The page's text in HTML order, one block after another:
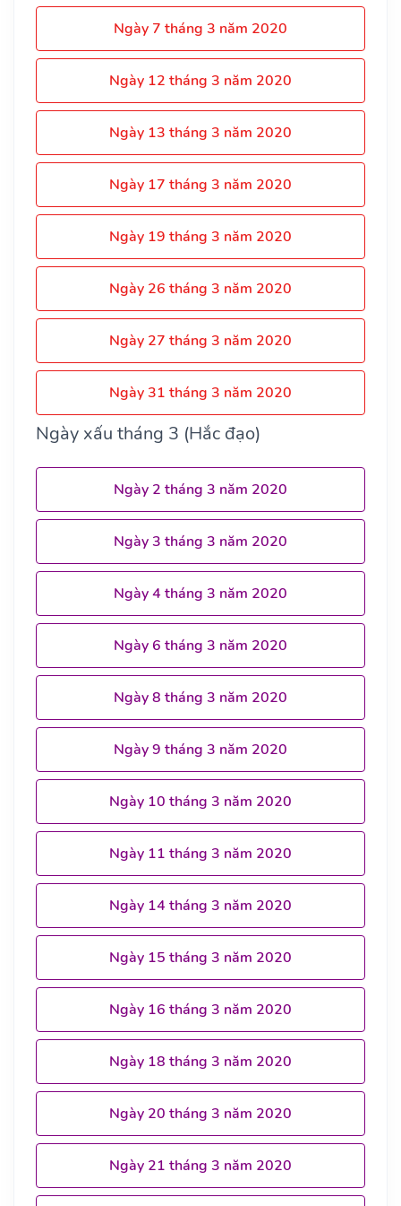
Ngày 7 tháng 3 năm 2020
Ngày 12 tháng 3 năm 2020
Ngày 13 tháng 3 năm 2020
Ngày 17 tháng 3 năm 2020
Ngày 19 tháng 3 năm 2020
Ngày 26 tháng 3 năm 2020
Ngày 27 tháng 3 năm 2020
Ngày 31 tháng 3 năm 2020
Ngày xấu tháng 3 (Hắc đạo)
Ngày 2 tháng 3 năm 2020
Ngày 3 tháng 3 năm 2020
Ngày 4 tháng 3 năm 2020
Ngày 6 tháng 3 năm 2020
Ngày 8 tháng 3 năm 2020
Ngày 9 tháng 3 năm 2020
Ngày 10 tháng 3 năm 2020
Ngày 11 tháng 3 năm 2020
Ngày 14 tháng 3 năm 2020
Ngày 15 tháng 3 năm 2020
Ngày 16 tháng 3 năm 2020
Ngày 18 tháng 3 năm 2020
Ngày 20 tháng 3 năm 2020
Ngày 21 tháng 3 năm 2020